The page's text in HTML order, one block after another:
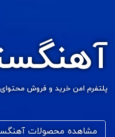
پلتفرم امن خرید و فروش
مشاهده محصولات